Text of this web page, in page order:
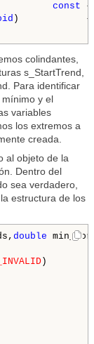
const
)
colindantes,
s_StartTrend,
Para identificar
y el
variables
los extremos a
creada.
al objeto de la
Dentro del
sea verdadero,
estructura de los
double
)